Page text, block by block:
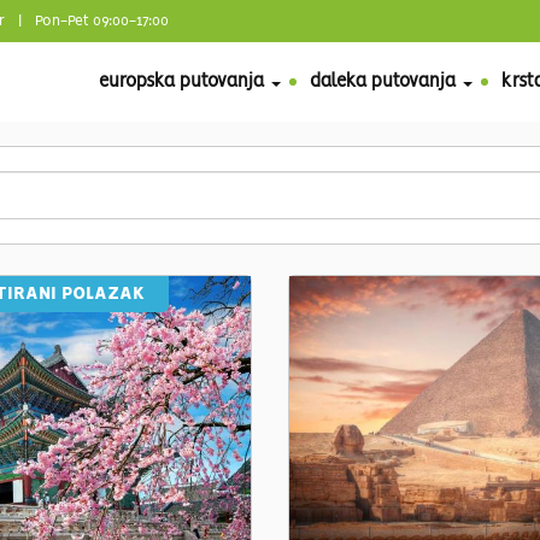
| Pon-Pet 09:00-17:00
europska putovanja daleka putovanja
POLAZAK